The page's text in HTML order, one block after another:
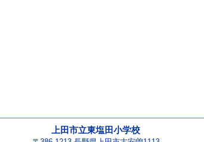
上田市立東塩田小学校